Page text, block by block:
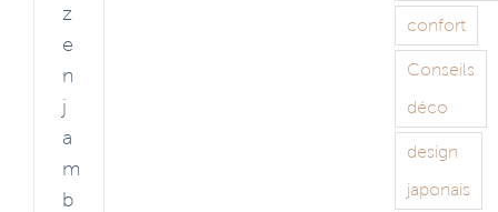
z
e
n
j
a
m
b
confort
Conseils
déco
design
japonais